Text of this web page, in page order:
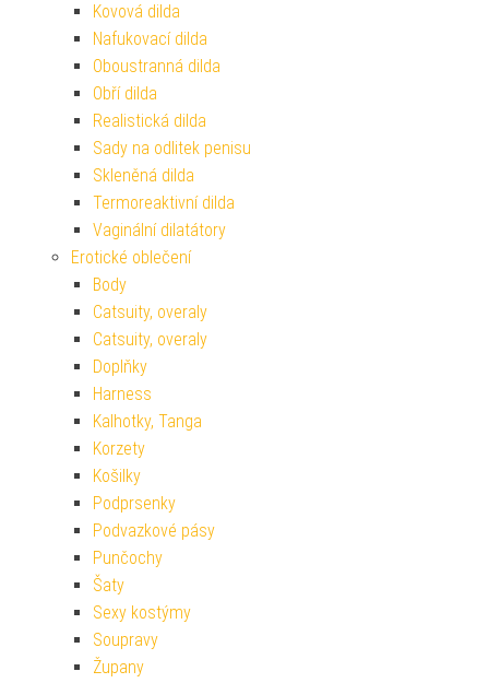
Kovová dilda
Nafukovací dilda
Oboustranná dilda
Obří dilda
Realistická dilda
Sady na odlitek penisu
Skleněná dilda
Termoreaktivní dilda
Vaginální dilatátory
Erotické oblečení
Body
Catsuity, overaly
Catsuity, overaly
Doplňky
Harness
Kalhotky, Tanga
Korzety
Košilky
Podprsenky
Podvazkové pásy
Punčochy
Šaty
Sexy kostýmy
Soupravy
Župany